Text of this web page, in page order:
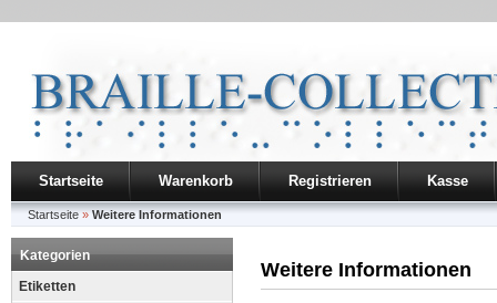
Startseite Warenkorb Registrieren Kasse
Startseite » Weitere Informationen
Kategorien
Etiketten
Weitere Informationen